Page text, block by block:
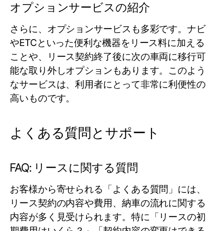
オプションサービスの紹介
さらに、オプションサービスも多彩です。ナビ
やETCといった便利な機器をリース料に加える
ことや、リース契約終了後に次の車両に移行可
能な取り外しオプションもあります。このよう
なサービスは、利用者にとって非常に利便性の
高いものです。
よくある質問とサポート
FAQ: リースに関する質問
お客様から寄せられる「よくある質問」には、
リース契約の内容や費用、納車の流れに関する
内容が多く見受けられます。特に「リースの初